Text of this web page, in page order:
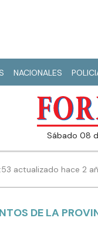
NACIONALES
sábado 08
actualizado hace 2
DE LA